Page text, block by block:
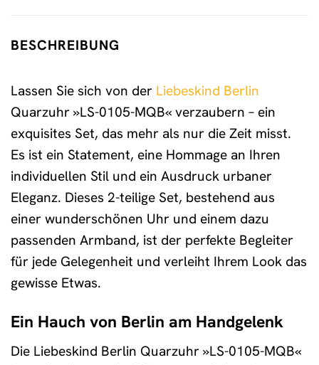
BESCHREIBUNG
Lassen Sie sich von der Liebeskind Berlin
Quarzuhr »LS-0105-MQB« verzaubern – ein
exquisites Set, das mehr als nur die Zeit misst.
Es ist ein Statement, eine Hommage an Ihren
individuellen Stil und ein Ausdruck urbaner
Eleganz. Dieses 2-teilige Set, bestehend aus
einer wunderschönen Uhr und einem dazu
passenden Armband, ist der perfekte Begleiter
für jede Gelegenheit und verleiht Ihrem Look das
gewisse Etwas.
Ein Hauch von Berlin am Handgelenk
Die Liebeskind Berlin Quarzuhr »LS-0105-MQB«